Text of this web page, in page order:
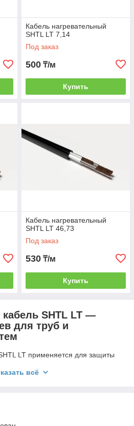
Кабель нагревательный
SHTL LT 7,14
Под заказ
500 ₸/м
Купить
Кабель нагревательный
SHTL LT 46,73
Под заказ
530 ₸/м
Купить
SHTL LT —
для труб и
LT применяется для защиты
наледи. Он обеспечивает
можно использовать как в
всё